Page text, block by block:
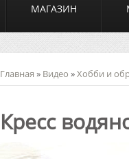
МАГАЗИН
Главная » Видео »Хобби и
Кресс